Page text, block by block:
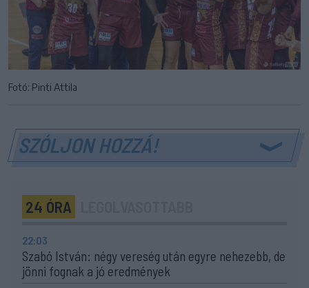
Fotó: Pinti Attila
SZÓLJON HOZZÁ!
24 ÓRA
22:03
Szabó István: négy vereség után egyre nehezebb, de
jönni fognak a jó eredmények